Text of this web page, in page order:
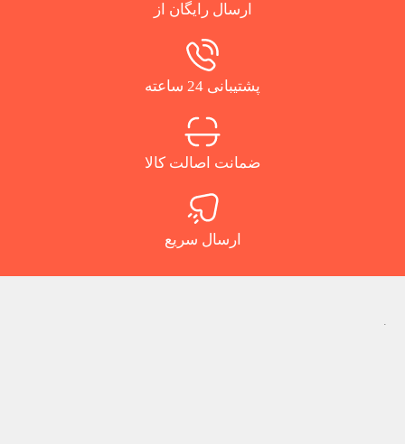
ارسال رایگان از
پشتیبانی 24 ساعته
ضمانت اصالت کالا
ارسال سریع
.